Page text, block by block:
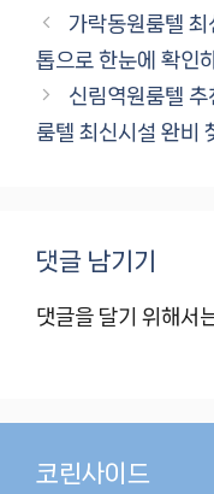
테
리
가락동원룸텔
톱으로 한눈에 확인
신림역원룸텔 추
룸텔 최신시설 완비
댓글 남기기
댓글을 달기 위해서
코린사이드